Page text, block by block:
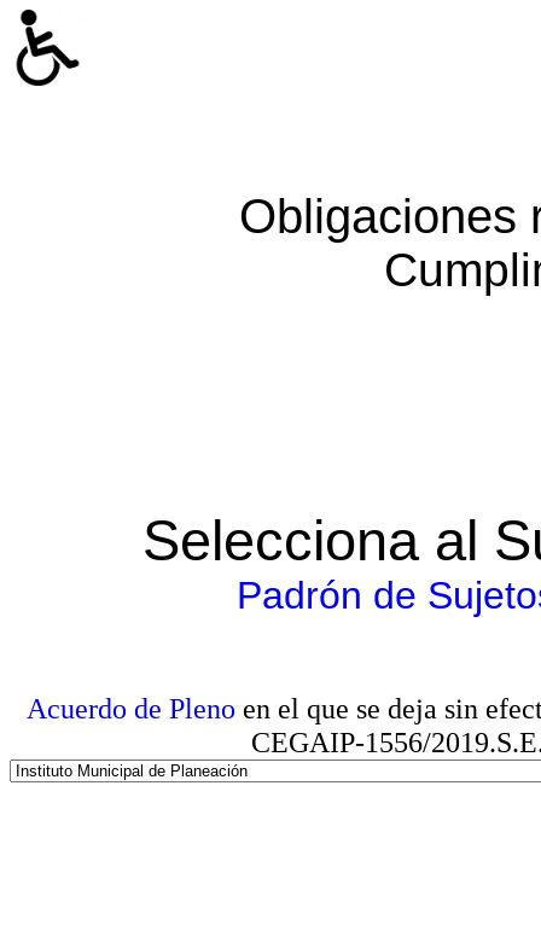
Obligaciones
Selecciona al
Padrón de
Acuerdo de Pleno en el que se deja sin
CEGAIP-1556/